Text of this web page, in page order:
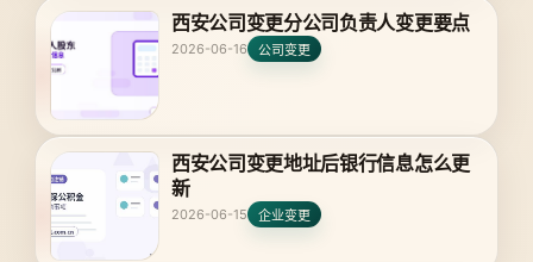
西安公司变更分公司负责人变更要点
2026-06-16 公司变更
西安公司变更地址后银行信息怎么更
新
2026-06-15 企业变更